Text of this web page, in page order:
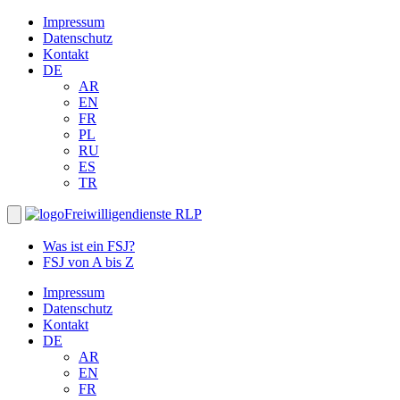
Impressum
Datenschutz
Kontakt
DE
AR
EN
FR
PL
RU
ES
TR
Freiwilligendienste RLP
Was ist ein FSJ?
FSJ von A bis Z
Impressum
Datenschutz
Kontakt
DE
AR
EN
FR